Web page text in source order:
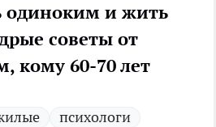
одиноким и жить
советы от
кому 60-70 лет
психологи